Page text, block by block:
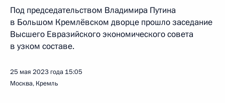
Под председательством Владимира Путина
в Большом Кремлёвском дворце прошло заседание
Высшего Евразийского экономического совета
в узком составе.
25 мая 2023 года 15:05
Москва, Кремль